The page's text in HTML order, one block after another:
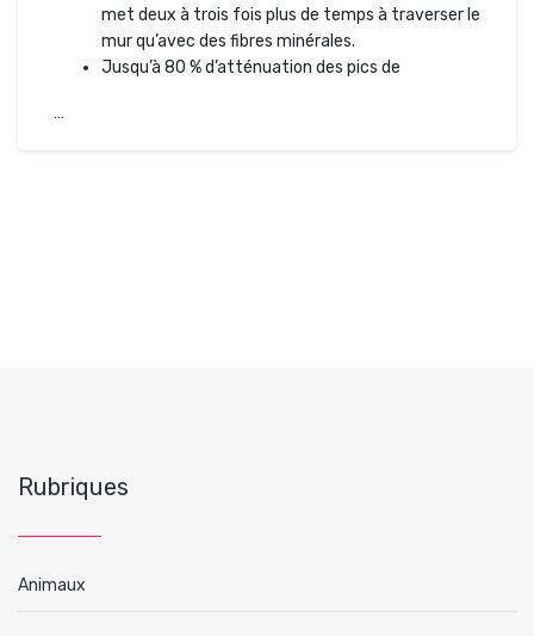
met deux à trois fois plus de temps à traverser le
mur qu’avec des fibres minérales.
Jusqu’à 80 % d’atténuation des pics de
…
Rubriques
Animaux